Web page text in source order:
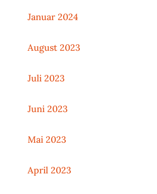
Januar 2024
August 2023
Juli 2023
Juni 2023
Mai 2023
April 2023